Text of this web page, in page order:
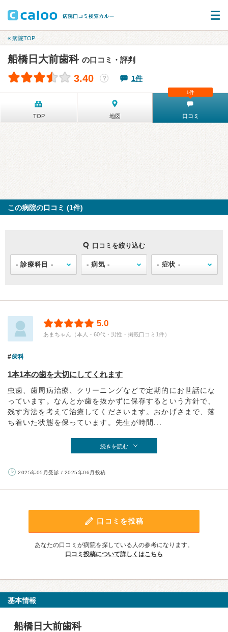
« 病院TOP
船橋日大前歯科 の口コミ・評判
3.40 ？ 1件
TOP 地図 口コミ
1件
この病院の口コミ (1件)
口コミを絞り込む
5.0
あまちゃん（本人・60代・男性・掲載口コミ1件）
歯科
1本1本の歯を大切にしてくれます
虫歯、歯周病治療、クリーニングなどで定期的にお世話にな
っています。なんとか歯を抜かずに保存するという方針で、
残す方法を考えて治療してくださいます。おかげさまで、落
ち着いた状態を保っています。先生が時間...
続きを読む
2025年05月受診 / 2025年06月投稿
口コミを投稿
あなたの口コミが病院を探している人の参考になります。
口コミ投稿について詳しくはこちら
基本情報
船橋日大前歯科